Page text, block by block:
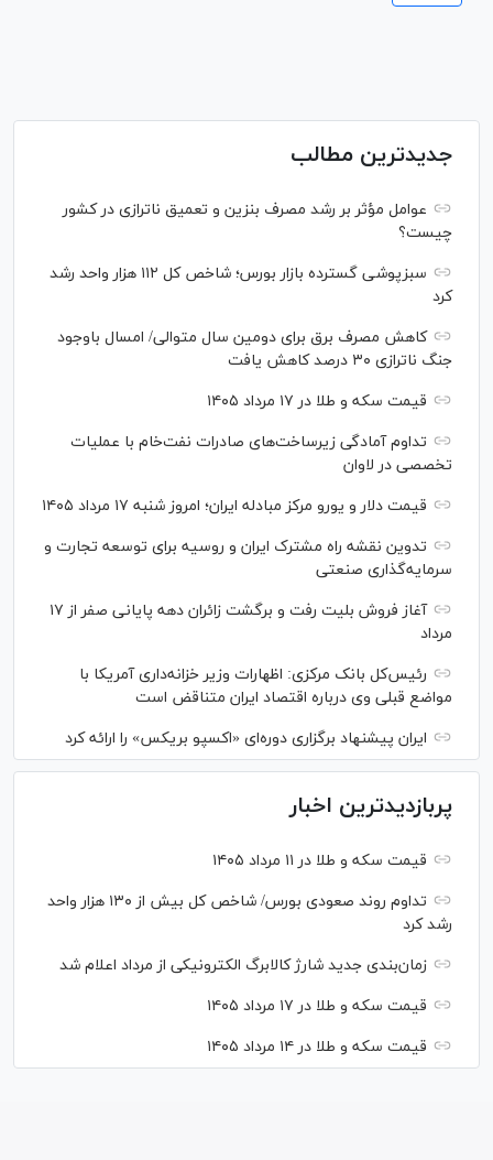
جدیدترین مطالب
عوامل مؤثر بر رشد مصرف بنزین و تعمیق ناترازی در کشور
چیست؟
سبزپوشی گسترده بازار بورس؛ شاخص کل ۱۱۲ هزار واحد رشد
کرد
کاهش مصرف برق برای دومین سال متوالی/ امسال باوجود
جنگ ناترازی ۳۰ درصد کاهش یافت
قیمت سکه و طلا در ۱۷ مرداد ۱۴۰۵
تداوم آمادگی زیرساخت‌های صادرات نفت‌خام با عملیات
تخصصی در لاوان
قیمت دلار و یورو مرکز مبادله ایران؛ امروز شنبه ۱۷ مرداد ۱۴۰۵
تدوین نقشه راه مشترک ایران و روسیه برای توسعه تجارت و
سرمایه‌گذاری صنعتی
آغاز فروش بلیت رفت و برگشت زائران دهه پایانی صفر از ۱۷
مرداد
رئیس‌کل بانک مرکزی: اظهارات وزیر خزانه‌داری آمریکا با
مواضع قبلی وی درباره اقتصاد ایران متناقض است
ایران پیشنهاد برگزاری دوره‌ای «اکسپو بریکس» را ارائه کرد
پربازدیدترین اخبار
قیمت سکه و طلا در ۱۱ مرداد ۱۴۰۵
تداوم روند صعودی بورس/ شاخص کل بیش از ۱۳۰ هزار واحد
رشد کرد
زمان‌بندی جدید شارژ کالابرگ الکترونیکی از مرداد اعلام شد
قیمت سکه و طلا در ۱۷ مرداد ۱۴۰۵
قیمت سکه و طلا در ۱۴ مرداد ۱۴۰۵